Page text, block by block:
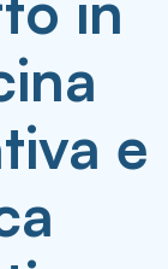
e